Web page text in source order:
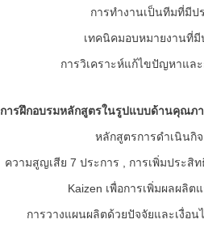
การทำงานเป็นทีมที่มีป
เทคนิคมอบหมายงานที่มี
การวิเคราะห์แก้ไขปัญหาแล
การฝึกอบรมหลักสูตรในรูปแบบด้านคุณภ
หลักสูตรการดำเนินกิจ
ความสูญเสีย 7 ประการ , การเพิ่มประสิ
Kaizen เพื่อการเพิ่มผลผลิต
การวางแผนผลิตด้วยปัจจัยและเงื่อ